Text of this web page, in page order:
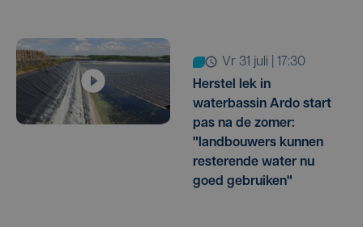
vr 31 juli | 17:30
Herstel lek in
waterbassin Ardo start
pas na de zomer:
"landbouwers kunnen
resterende water nu
goed gebruiken"